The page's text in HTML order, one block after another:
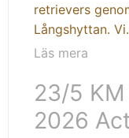
retrievers
Långshyttan.
Läs mera
23/5
2026